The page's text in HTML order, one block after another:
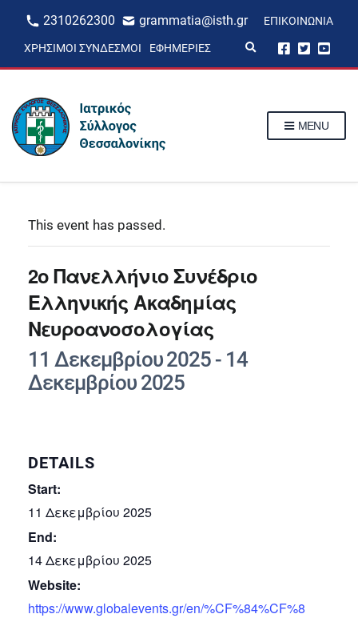
2310262300 grammatia@isth.gr ΕΠΙΚΟΙΝΩΝΊΑ
ΧΡΉΣΙΜΟΙ ΣΎΝΔΕΣΜΟΙ ΕΦΗΜΕΡΊΕΣ
p
MENU
This event has passed.
2ο Πανελλήνιο Συνέδριο
Ελληνικής Ακαδημίας
Νευροανοσολογίας
11 Δεκεμβρίου 2025 - 14
Δεκεμβρίου 2025
DETAILS
Start:
11 Δεκεμβρίου 2025
End:
14 Δεκεμβρίου 2025
Website:
https://www.globalevents.gr/en/%CF%84%CF%8